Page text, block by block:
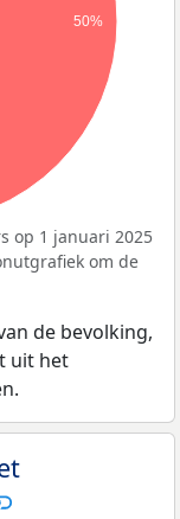
50%
op 1 januari 2025
om de
de bevolking,
uit het